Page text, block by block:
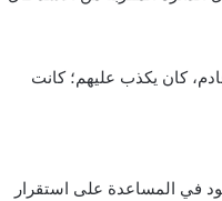
كان يكذب عليهم؛ كانت
في المساعدة على استقرار